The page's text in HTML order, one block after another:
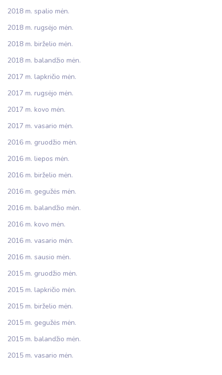
2018 m. spalio mėn.
2018 m. rugsėjo mėn.
2018 m. birželio mėn.
2018 m. balandžio mėn.
2017 m. lapkričio mėn.
2017 m. rugsėjo mėn.
2017 m. kovo mėn.
2017 m. vasario mėn.
2016 m. gruodžio mėn.
2016 m. liepos mėn.
2016 m. birželio mėn.
2016 m. gegužės mėn.
2016 m. balandžio mėn.
2016 m. kovo mėn.
2016 m. vasario mėn.
2016 m. sausio mėn.
2015 m. gruodžio mėn.
2015 m. lapkričio mėn.
2015 m. birželio mėn.
2015 m. gegužės mėn.
2015 m. balandžio mėn.
2015 m. vasario mėn.